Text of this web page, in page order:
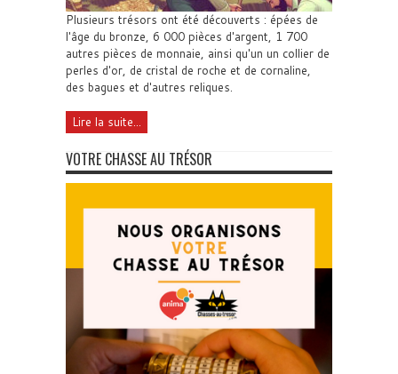
Plusieurs trésors ont été découverts : épées de
l'âge du bronze, 6 000 pièces d'argent, 1 700
autres pièces de monnaie, ainsi qu'un un collier de
perles d'or, de cristal de roche et de cornaline,
des bagues et d'autres reliques.
Lire la suite...
VOTRE CHASSE AU TRÉSOR